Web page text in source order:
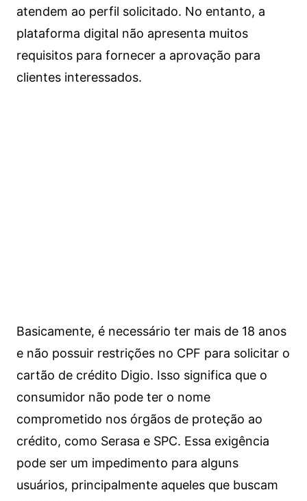
atendem ao perfil solicitado. No entanto, a
plataforma digital não apresenta muitos
requisitos para fornecer a aprovação para
clientes interessados.
Basicamente, é necessário ter mais de 18 anos
e não possuir restrições no CPF para solicitar o
cartão de crédito Digio. Isso significa que o
consumidor não pode ter o nome
comprometido nos órgãos de proteção ao
crédito, como Serasa e SPC. Essa exigência
pode ser um impedimento para alguns
usuários, principalmente aqueles que buscam